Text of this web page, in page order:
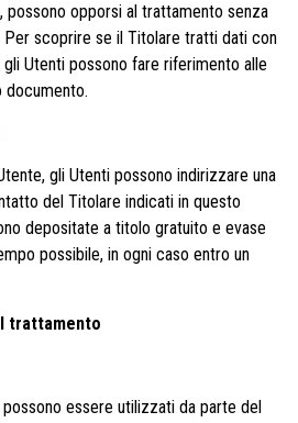
opporsi al trattamento senza
Per scoprire se il Titolare tratti dati con
Utenti possono fare riferimento alle
gli Utenti possono indirizzare una
del Titolare indicati in questo
depositate a titolo gratuito e evase
possibile, in ogni caso entro un
trattamento
possono essere utilizzati da parte del